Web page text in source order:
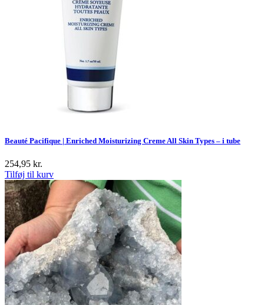
Beauté Pacifique | Enriched Moisturizing Creme All Skin Types – i tube
254,95 kr.
Tilføj til kurv